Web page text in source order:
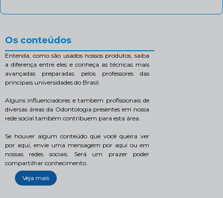
Os conteúdos
Entenda, como são usados nossos produtos, saiba
a diferença entre eles e conheça as técnicas mais
avançadas preparadas pelos professores das
principais universidades do Brasil.
Alguns influenciadores e também profissionais de
diversas áreas da Odontologia presentes em nossa
rede social também contribuem para esta área.
Se houver algum conteúdo que você queira ver
por aqui, envie uma mensagem por aqui ou em
nossas redes sociais. Será um prazer poder
compartilhar conhecimento.
Veja mais